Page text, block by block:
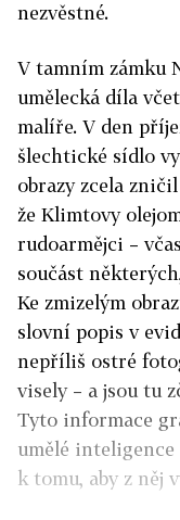
nezvěstné.
V tamním zámku
umělecká díla
malíře. V den
šlechtické sídlo
obrazy zcela
že Klimtovy
rudoarmějci –
součást
Ke zmizelým
slovní popis v
nepříliš ostré
visely – a jsou tu
Tyto informace
umělé
k tomu, aby z něj